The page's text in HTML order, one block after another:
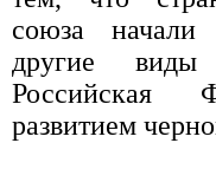
союза начали
другие виды
Российская
развитием